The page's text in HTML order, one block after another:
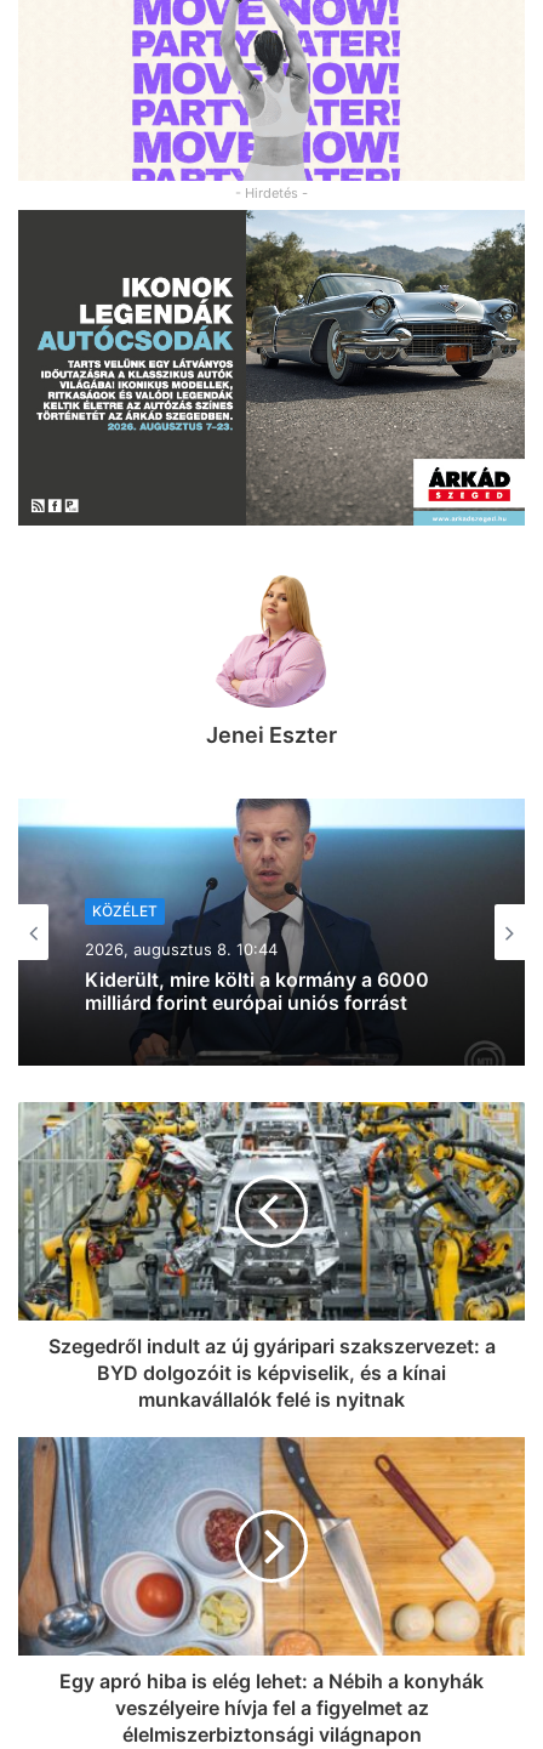
- Hirdetés -
Jenei Eszter
2026, augusztus 7. 19:39
Lazul a volt miniszterelnök: Orbán
Viktor felbukkant a szerbiai
trombitafesztiválon, sörözött és
Szegedről indult az új gyáripari szakszervezet: a
BYD dolgozóit is képviselik, és a kínai
munkavállalók felé is nyitnak
Egy apró hiba is elég lehet: a Nébih a konyhák
veszélyeire hívja fel a figyelmet az
élelmiszerbiztonsági világnapon